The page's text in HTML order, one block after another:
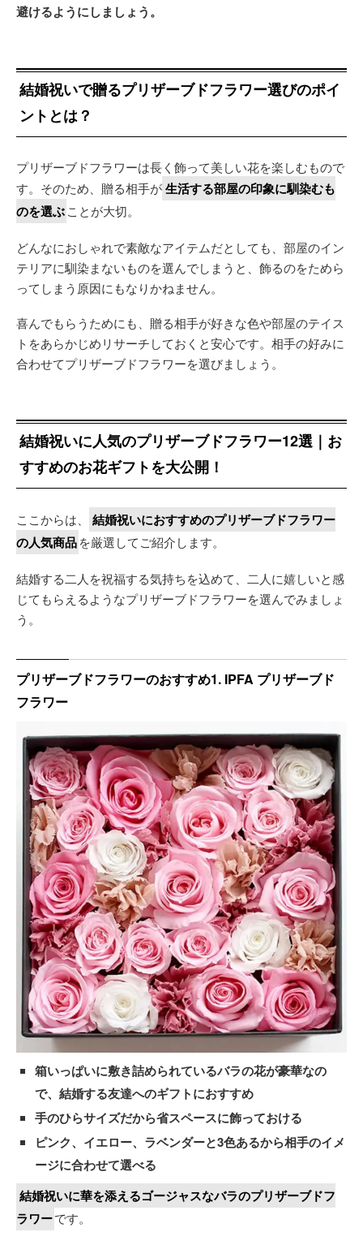
避けるようにしましょう。
結婚祝いで贈るプリザーブドフラワー選びのポイ
ントとは？
プリザーブドフラワーは長く飾って美しい花を楽しむもので
す。そのため、贈る相手が生活する部屋の印象に馴染むも
のを選ぶことが大切。
どんなにおしゃれで素敵なアイテムだとしても、部屋のイン
テリアに馴染まないものを選んでしまうと、飾るのをためら
ってしまう原因にもなりかねません。
喜んでもらうためにも、贈る相手が好きな色や部屋のテイス
トをあらかじめリサーチしておくと安心です。相手の好みに
合わせてプリザーブドフラワーを選びましょう。
結婚祝いに人気のプリザーブドフラワー12選｜お
すすめのお花ギフトを大公開！
ここからは、
結婚祝いにおすすめのプリザーブドフラワー
の人気商品を厳選してご紹介します。
結婚する二人を祝福する気持ちを込めて、二人に嬉しいと感
じてもらえるようなプリザーブドフラワーを選んでみましょ
う。
プリザーブドフラワーのおすすめ1. IPFA プリザーブド
フラワー
箱いっぱいに敷き詰められているバラの花が豪華なの
で、結婚する友達へのギフトにおすすめ
手のひらサイズだから省スペースに飾っておける
ピンク、イエロー、ラベンダーと3色あるから相手のイメ
ージに合わせて選べる
結婚祝いに華を添えるゴージャスなバラのプリザーブドフ
ラワーです。